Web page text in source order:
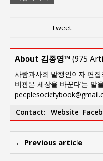
Tweet
About 김종영™ (975
사람과사회 발행인이자 편집
비판은 세상을 바꾼다’는 말
Contact:
Website
← Previous article